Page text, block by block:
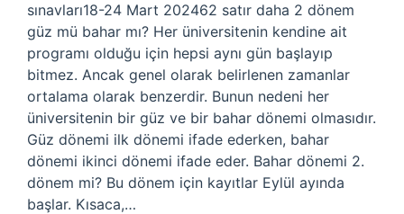
sınavları18-24 Mart 202462 satır daha 2 dönem
güz mü bahar mı? Her üniversitenin kendine ait
programı olduğu için hepsi aynı gün başlayıp
bitmez. Ancak genel olarak belirlenen zamanlar
ortalama olarak benzerdir. Bunun nedeni her
üniversitenin bir güz ve bir bahar dönemi olmasıdır.
Güz dönemi ilk dönemi ifade ederken, bahar
dönemi ikinci dönemi ifade eder. Bahar dönemi 2.
dönem mi? Bu dönem için kayıtlar Eylül ayında
başlar. Kısaca,…